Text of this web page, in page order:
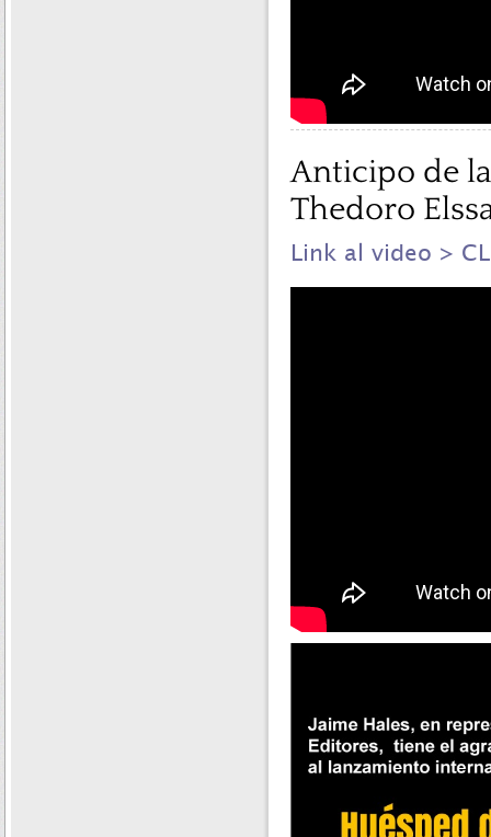
Anticipo de
Thedoro
Link al video >